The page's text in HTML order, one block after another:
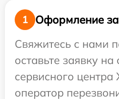
1
Оформление
Свяжитесь с нами
оставьте заявку на
сервисного
оператор